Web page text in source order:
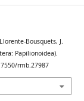
Bousquets, J.
Papilionoidea).
rmb.27987